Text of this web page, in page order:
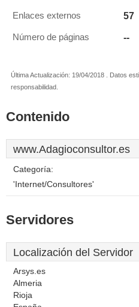
Enlaces externos 57
Número de páginas --
Última Actualización: 19/04/2018 . Datos
responsabilidad.
Contenido
www.Adagioconsultor.es
Categoría:
'Internet/Consultores'
Servidores
Localización del Servidor
Arsys.es
Almeria
Rioja